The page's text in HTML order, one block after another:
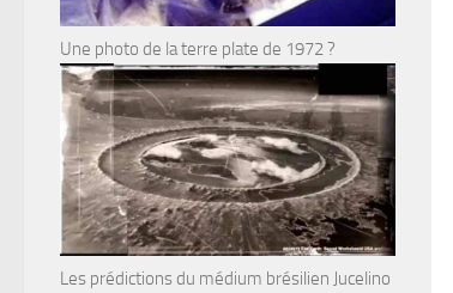
Une photo de la terre plate de 1972 ?
Les prédictions du médium brésilien Jucelino